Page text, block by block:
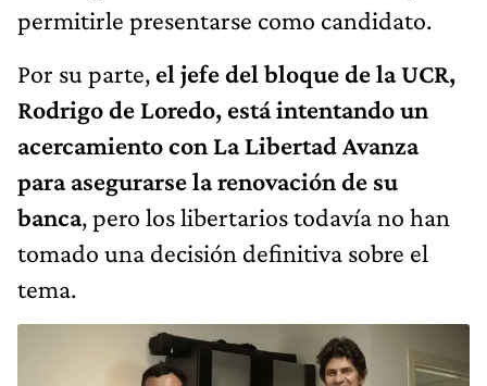
permitirle presentarse como candidato.
Por su parte, el jefe del bloque de la UCR,
Rodrigo de Loredo, está intentando un
acercamiento con La Libertad Avanza
para asegurarse la renovación de su
banca, pero los libertarios todavía no han
tomado una decisión definitiva sobre el
tema.